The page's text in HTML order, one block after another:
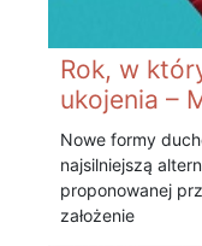
Rok, w
ukojenia –
Nowe formy
najsilniejszą
proponowanej
założenie